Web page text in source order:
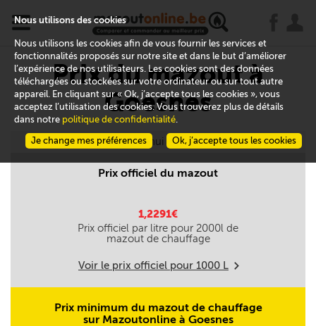
x
Prix du mazout à
Goesnes
Aujourd'hui le 08/08
Prix officiel du mazout
1,2291€
Prix officiel par litre pour 2000l de
mazout de chauffage
Voir le prix officiel pour 1000 L m
Prix minimum du mazout de chauffage
sur Mazoutonline à Goesnes
Nous utilisons des cookies
Nous utilisons les cookies afin de vous fournir les services et
fonctionnalités proposés sur notre site et dans le but d’améliorer
l’expérience de nos utilisateurs. Les cookies sont des données
téléchargées ou stockées sur votre ordinateur ou sur tout autre
appareil. En cliquant sur « Ok, j’accepte tous les cookies », vous
acceptez l’utilisation des cookies. Vous trouverez plus de détails
dans notre politique de confidentialité.
Ok, j’accepte tous les cookies
Je change mes préférences